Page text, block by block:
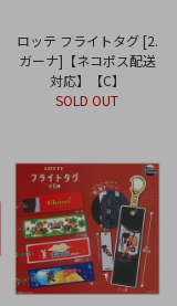
ロッテ フライトタグ [2.
ガーナ]【ネコポス配送
対応】【C】
SOLD OUT